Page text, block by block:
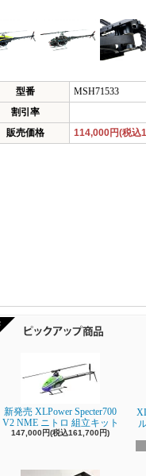
型番
MSH71533
割引率
販売価格
114,000円(税込
新発売 XLPower Specter700
V2 NME ニトロ 組立キット
147,000円(税込161,700円)